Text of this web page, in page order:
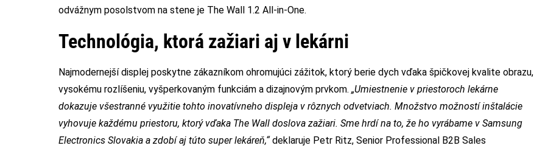
odvážnym posolstvom na stene je The Wall 1.2 All-in-One.
Technológia, ktorá zažiari aj v lekárni
Najmodernejší displej poskytne zákazníkom ohromujúci zážitok, ktorý berie dych vďaka špičkovej kvalite obrazu,
vysokému rozlíšeniu, vyšperkovaným funkciám a dizajnovým prvkom. „Umiestnenie v priestoroch lekárne
dokazuje všestranné využitie tohto inovatívneho displeja v rôznych odvetviach. Množstvo možností inštalácie
vyhovuje každému priestoru, ktorý vďaka The Wall doslova zažiari. Sme hrdí na to, že ho vyrábame v Samsung
Electronics Slovakia a zdobí aj túto super lekáreň,“ deklaruje Petr Ritz, Senior Professional B2B Sales